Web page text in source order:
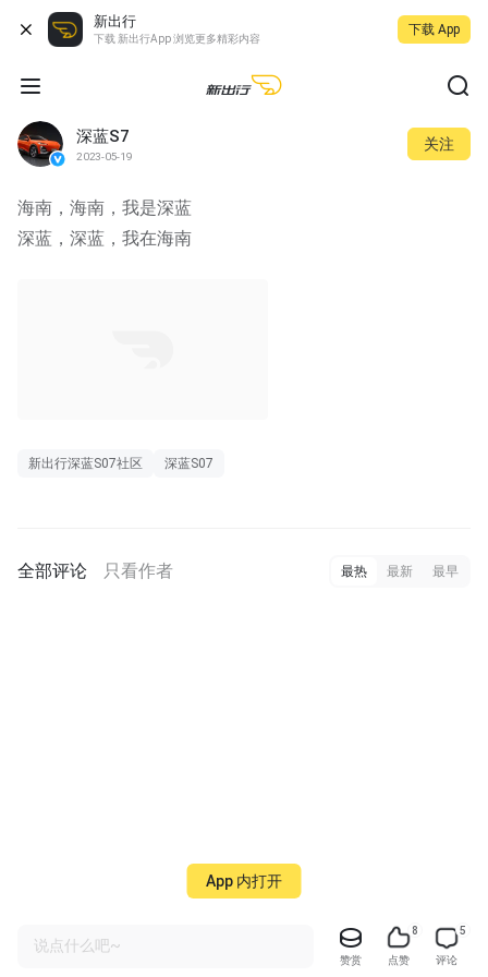
新出行
下载 新出行App 浏览更多精彩内容
下载 App
深蓝S7
2023-05-19
关注
海南，海南，我是深蓝
深蓝，深蓝，我在海南
新出行深蓝S07社区 深蓝S07
全部评论 只看作者 最热 最新 最早
说点什么吧~
赞赏
8
点赞
5
评论
App 内打开